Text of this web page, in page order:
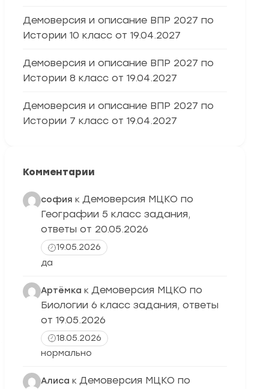
Демоверсия и описание ВПР 2027 по
Истории 10 класс от 19.04.2027
Демоверсия и описание ВПР 2027 по
Истории 8 класс от 19.04.2027
Демоверсия и описание ВПР 2027 по
Истории 7 класс от 19.04.2027
Комментарии
софия к Демоверсия МЦКО по
Географии 5 класс задания,
ответы от 20.05.2026
19.05.2026
да
Артёмка к Демоверсия МЦКО по
Биологии 6 класс задания, ответы
от 19.05.2026
18.05.2026
нормально
Алиса к Демоверсия МЦКО по